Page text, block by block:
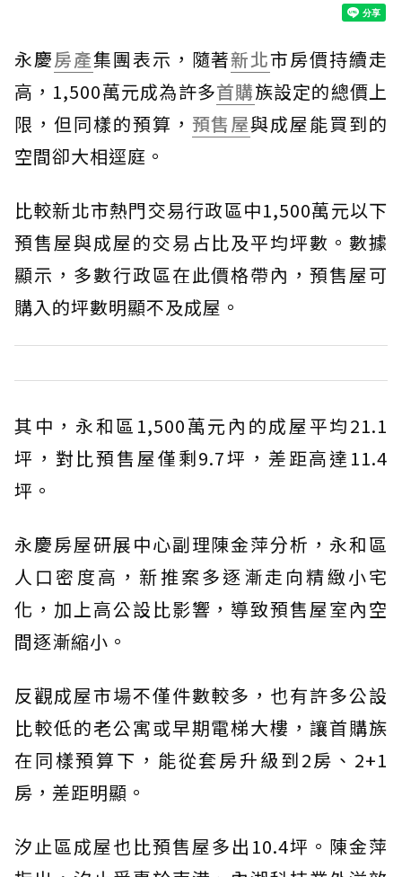
永慶房產集團表示，隨著新北市房價持續走
高，1,500萬元成為許多首購族設定的總價上
限，但同樣的預算， 預售屋與成屋能買到的
空間卻大相逕庭。
比較新北市熱門交易行政區中1,500萬元以下
預售屋與成屋的交易占比及平均坪數。數據
顯示，多數行政區在此價格帶內，預售屋可
購入的坪數明顯不及成屋。
其中，永和區1,500萬元內的成屋平均21.1
坪，對比預售屋僅剩9.7坪，差距高達11.4
坪。
永慶房屋研展中心副理陳金萍分析，永和區
人口密度高，新推案多逐漸走向精緻小宅
化，加上高公設比影響，導致預售屋室內空
間逐漸縮小。
反觀成屋市場不僅件數較多，也有許多公設
比較低的老公寓或早期電梯大樓，讓首購族
在同樣預算下，能從套房升級到2房、2+1
房，差距明顯。
汐止區成屋也比預售屋多出10.4坪。陳金萍